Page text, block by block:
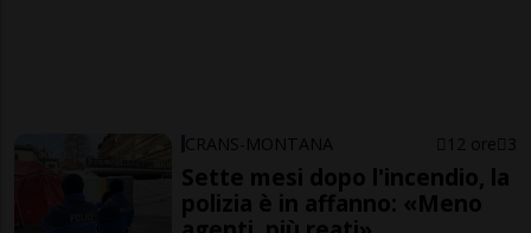
CRANS-MONTANA 12 ore 3
Sette mesi dopo l'incendio, la
polizia è in affanno: «Meno